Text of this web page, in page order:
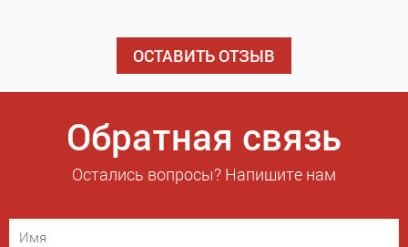
ОСТАВИТЬ ОТЗЫВ
Обратная связь
Остались вопросы? Напишите нам